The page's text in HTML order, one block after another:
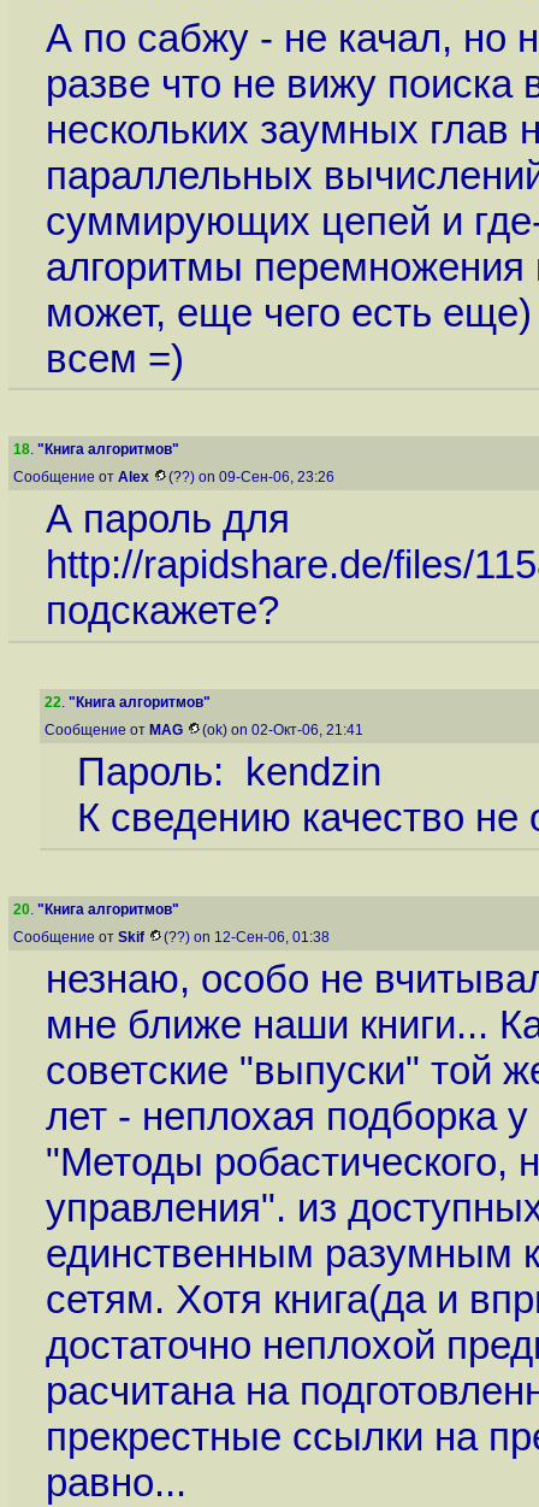
А по сабжу - не качал, но
разве что не вижу
нескольких заумных
параллельных
суммирующих цепей и
алгоритмы перемножения
может, еще чего есть
всем =)
18. "Книга алгоритмов"
Сообщение от Alex (??) on 09-Сен-06, 23:26
А пароль для
http://rapidshare.de/files/
подскажете?
22. "Книга алгоритмов"
Сообщение от MAG (ok) on 02-Окт-06, 21:41
Пароль: kendzin
К сведению качество не
20. "Книга алгоритмов"
Сообщение от Skif (??) on 12-Сен-06, 01:38
незнаю, особо не
мне ближе наши книги...
советские "выпуски" той
лет - неплохая подборка
"Методы робастического,
управления". из
единственным разумным
сетям. Хотя книга(да и
достаточно неплохой
расчитана на
прекрестные ссылки на
равно...